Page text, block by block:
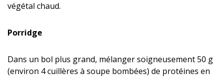
végétal chaud.
Porridge
Dans un bol plus grand, mélanger soigneusement 50 g
(environ 4 cuillères à soupe bombées) de protéines en